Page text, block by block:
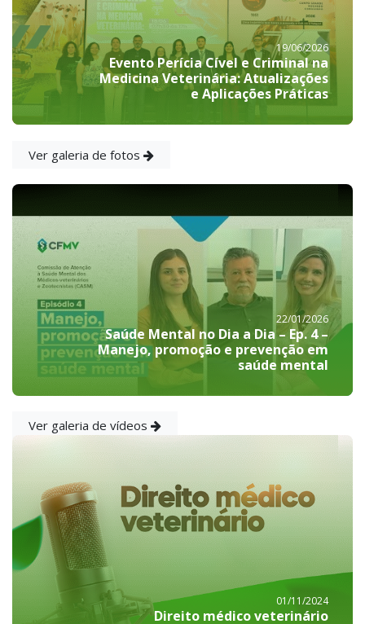
19/06/2026
Evento Perícia Cível e Criminal na
Medicina Veterinária: Atualizações
e Aplicações Práticas
Ver galeria de fotos
22/01/2026
Saúde Mental no Dia a Dia – Ep. 4 –
Manejo, promoção e prevenção em
saúde mental
Ver galeria de vídeos
01/11/2024
Direito médico veterinário